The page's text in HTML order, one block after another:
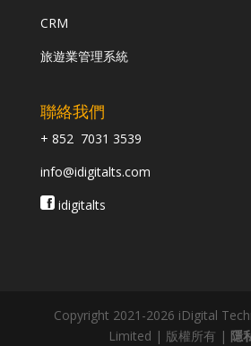
CRM
旅遊業管理系統
聯絡我們
+ 852 7031 3539
info@idigitalts.com
idigitalts
Copyright 2021-2026 iDigital
Limited | 版權所有 | 隱